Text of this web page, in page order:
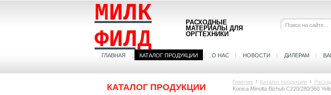
МИЛК
ФИЛД
РАСХОДНЫЕ
МАТЕРИАЛЫ ДЛЯ
ОРГТЕХНИКИ
ГЛАВНАЯ КАТАЛОГ ПРОДУКЦИИ О НАС НОВОСТИ ДИЛЕРАМ
КАТАЛОГ ПРОДУКЦИИ
Главная Каталог продукции
Konica Minolta Bizhub C220/280/360